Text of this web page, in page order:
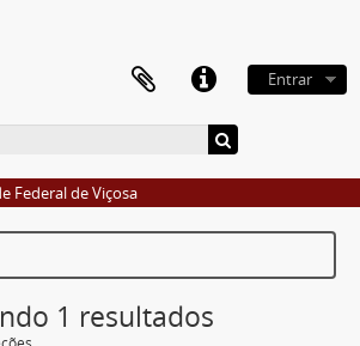
Entrar
Federal de Viçosa
1 resultados